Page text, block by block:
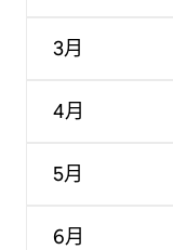
3月
4月
5月
6月